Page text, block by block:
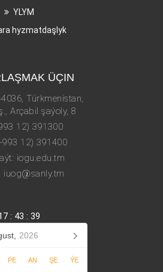
YLYM
hyzmatdaşlyk
ÜÇIN
Türkmenistan,
Arçabil şaýoly, 8
12) 391300
12) 391400
iogu.edu.tm
iuog@sanly.tm
: 43 : 39
2026
PE AN ŞE ÝE